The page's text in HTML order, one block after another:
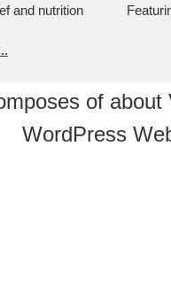
and nutrition
of
WordPress